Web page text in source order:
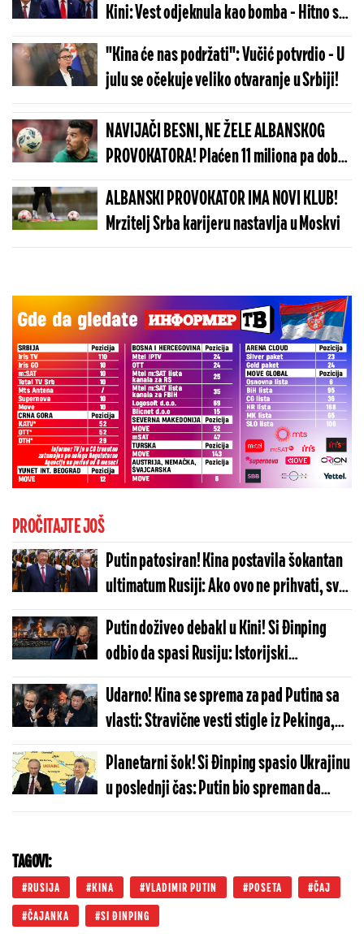
Kini: Vest odjeknula kao bomba - Hitno se
oglasio Kremlj
"Kina će nas podržati": Vučić potvrdio - U
julu se očekuje veliko otvaranje u Srbiji!
NAVIJAČI BESNI, NE ŽELE ALBANSKOG
PROVOKATORA! Plaćen 11 miliona pa dobio
brutalnu poruku
ALBANSKI PROVOKATOR IMA NOVI KLUB!
Mrzitelj Srba karijeru nastavlja u Moskvi
PROČITAJTE JOŠ
Putin patosiran! Kina postavila šokantan
ultimatum Rusiji: Ako ovo ne prihvati, sve
će se srušiti kao kula od karata
Putin doživeo debakl u Kini! Si Đinping
odbio da spasi Rusiju: Istorijski
megaprojekat stopiran, Zapad trlja ruke
Udarno! Kina se sprema za pad Putina sa
vlasti: Stravične vesti stigle iz Pekinga,
uskoro će sve eksplodirati u Rusiji?!
Planetarni šok! Si Đinping spasio Ukrajinu
u poslednji čas: Putin bio spreman da
lansira, iz Kine stigla udarna poruka
TAGOVI:
RUSIJA KINA VLADIMIR PUTIN POSETA ČAJ
ČAJANKA SI ĐINPING